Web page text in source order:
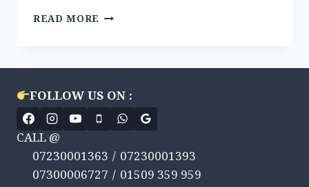
READ MORE इसी
आपके
शानदार
“भविष्य”
का
FOLLOW US ON :
CALL @
07230001363 / 07230001393
07300006727 / 01509 359 959